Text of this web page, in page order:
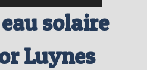
solaire
Luynes